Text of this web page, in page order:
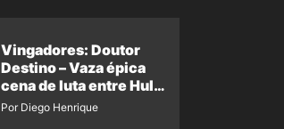
Vingadores: Doutor
Destino – Vaza épica
cena de luta entre Hulk
e o Coisa
Por Diego Henrique